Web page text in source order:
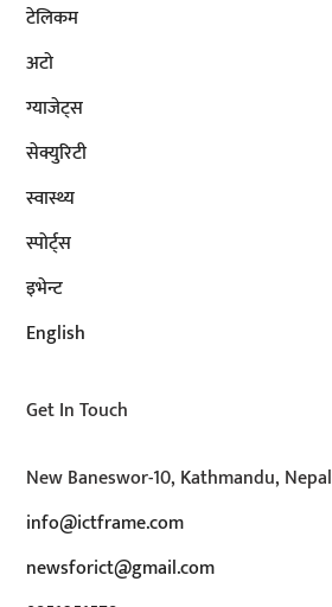
टेलिकम
अटाे
ग्याजेट्स
सेक्युरिटी
स्वास्थ्य
स्पोर्ट्स
इभेन्ट
English
Get In Touch
New Baneswor-10, Kathmandu, Nepal
info@ictframe.com
newsforict@gmail.com